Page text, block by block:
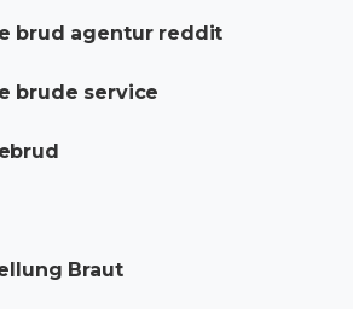
brud agentur reddit
brude service
Braut